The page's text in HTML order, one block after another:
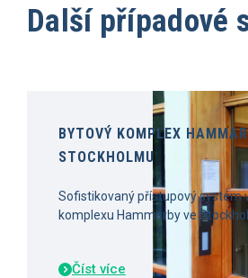
Další případové
BYTOVÝ KOMPLEX
STOCKHOLMU
Sofistikovaný přístupový systém
komplexu Hammarby ve
Číst více